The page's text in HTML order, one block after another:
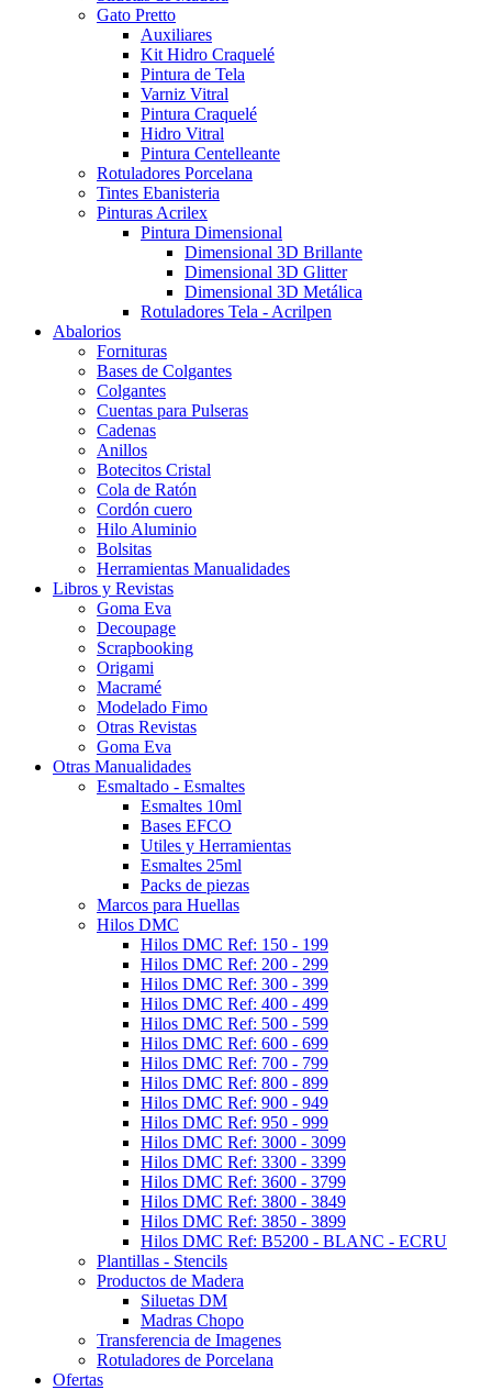
Gato Pretto
Auxiliares
Kit Hidro Craquelé
Pintura de Tela
Varniz Vitral
Pintura Craquelé
Hidro Vitral
Pintura Centelleante
Rotuladores Porcelana
Tintes Ebanisteria
Pinturas Acrilex
Pintura Dimensional
Dimensional 3D Brillante
Dimensional 3D Glitter
Dimensional 3D Metálica
Rotuladores Tela - Acrilpen
Abalorios
Fornituras
Bases de Colgantes
Colgantes
Cuentas para Pulseras
Cadenas
Anillos
Botecitos Cristal
Cola de Ratón
Cordón cuero
Hilo Aluminio
Bolsitas
Herramientas Manualidades
Libros y Revistas
Goma Eva
Decoupage
Scrapbooking
Origami
Macramé
Modelado Fimo
Otras Revistas
Goma Eva
Otras Manualidades
Esmaltado - Esmaltes
Esmaltes 10ml
Bases EFCO
Utiles y Herramientas
Esmaltes 25ml
Packs de piezas
Marcos para Huellas
Hilos DMC
Hilos DMC Ref: 150 - 199
Hilos DMC Ref: 200 - 299
Hilos DMC Ref: 300 - 399
Hilos DMC Ref: 400 - 499
Hilos DMC Ref: 500 - 599
Hilos DMC Ref: 600 - 699
Hilos DMC Ref: 700 - 799
Hilos DMC Ref: 800 - 899
Hilos DMC Ref: 900 - 949
Hilos DMC Ref: 950 - 999
Hilos DMC Ref: 3000 - 3099
Hilos DMC Ref: 3300 - 3399
Hilos DMC Ref: 3600 - 3799
Hilos DMC Ref: 3800 - 3849
Hilos DMC Ref: 3850 - 3899
Hilos DMC Ref: B5200 - BLANC - ECRU
Plantillas - Stencils
Productos de Madera
Siluetas DM
Madras Chopo
Transferencia de Imagenes
Rotuladores de Porcelana
Ofertas